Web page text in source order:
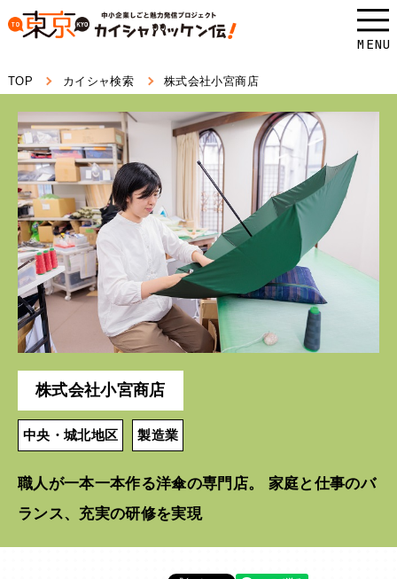
本
ス
す。
MENU
TOP カイシャ検索 株式会社小宮商店
株式会社小宮商店
中央・城北地区 製造業
職人が一本一本作る洋傘の専門店。 家庭と仕事のバ
ランス、充実の研修を実現